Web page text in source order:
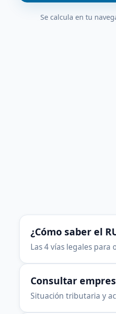
Se calcula en tu
¿Cómo saber el
Las 4 vías legales para
Consultar
Situación tributaria y